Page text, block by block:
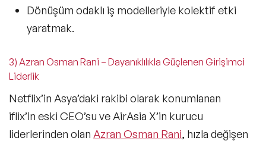
Dönüşüm odaklı iş modelleriyle kolektif etki
yaratmak.
3) Azran Osman Rani – Dayanıklılıkla Güçlenen Girişimci
Liderlik
Netflix’in Asya’daki rakibi olarak konumlanan
iflix’in eski CEO’su ve AirAsia X’in kurucu
liderlerinden olan Azran Osman Rani, hızla değişen